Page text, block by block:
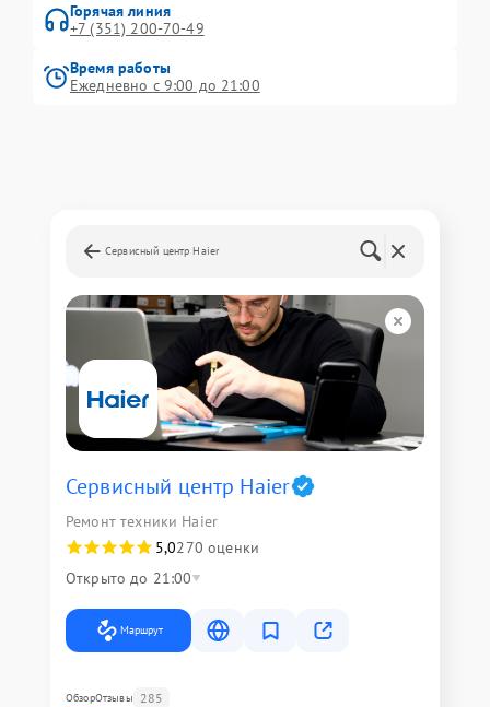
Горячая линия
+7 (351) 200-70-49
Время работы
Ежедневно с 9:00 до 21:00
Сервисный центр Haier
Сервисный центр Haier
Ремонт техники Haier
5,0270 оценки
Открыто до 21:00
Маршрут
ОбзорОтзывы 285